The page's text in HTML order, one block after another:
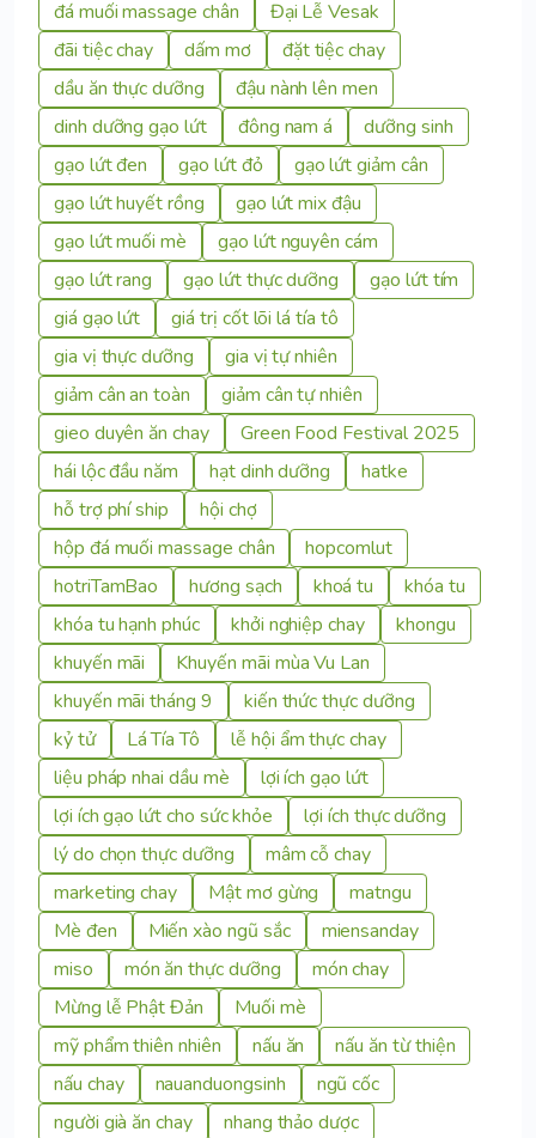
đá muối massage chân
Đại Lễ Vesak
đãi tiệc chay
dấm mơ
đặt tiệc chay
dầu ăn thực dưỡng
đậu nành lên men
dinh dưỡng gạo lứt
đông nam á
dưỡng sinh
gạo lứt đen
gạo lứt đỏ
gạo lứt giảm cân
gạo lứt huyết rồng
gạo lứt mix đậu
gạo lứt muối mè
gạo lứt nguyên cám
gạo lứt rang
gạo lứt thực dưỡng
gạo lứt tím
giá gạo lứt
giá trị cốt lõi lá tía tô
gia vị thực dưỡng
gia vị tự nhiên
giảm cân an toàn
giảm cân tự nhiên
gieo duyên ăn chay
Green Food Festival 2025
hái lộc đầu năm
hạt dinh dưỡng
hatke
hỗ trợ phí ship
hội chợ
hộp đá muối massage chân
hopcomlut
hotriTamBao
hương sạch khoá tu
khóa tu
khóa tu hạnh phúc
khởi nghiệp chay
khongu
khuyến mãi
Khuyến mãi mùa Vu Lan
khuyến mãi tháng 9
kiến thức thực dưỡng
kỷ tử
Lá Tía Tô
lễ hội ẩm thực chay
liệu pháp nhai dầu mè
lợi ích gạo lứt
lợi ích gạo lứt cho sức khỏe
lợi ích thực dưỡng
lý do chọn thực dưỡng
mâm cỗ chay
marketing chay
Mật mơ gừng
matngu
Mè đen
Miến xào ngũ sắc
miensanday
miso
món ăn thực dưỡng
món chay
Mừng lễ Phật Đản
Muối mè
mỹ phẩm thiên nhiên
nấu ăn
nấu ăn từ thiện
nấu chay
nauanduongsinh
ngũ cốc
người già ăn chay
nhang thảo dược